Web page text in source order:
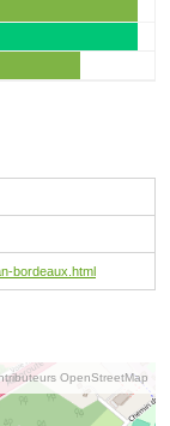
bordeaux.html
OpenStreetMap